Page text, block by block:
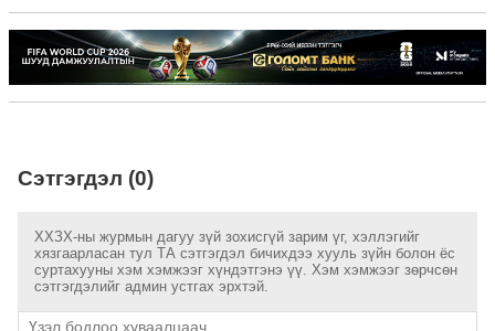
Сэтгэгдэл (0)
ХХЗХ-ны журмын дагуу зүй зохисгүй зарим үг, хэллэгийг
хязгаарласан тул ТА сэтгэгдэл бичихдээ хууль зүйн болон ёс
суртахууны хэм хэмжээг хүндэтгэнэ үү. Хэм хэмжээг зөрчсөн
сэтгэгдэлийг админ устгах эрхтэй.